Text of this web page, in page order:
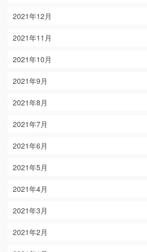
2021年12月
2021年11月
2021年10月
2021年9月
2021年8月
2021年7月
2021年6月
2021年5月
2021年4月
2021年3月
2021年2月